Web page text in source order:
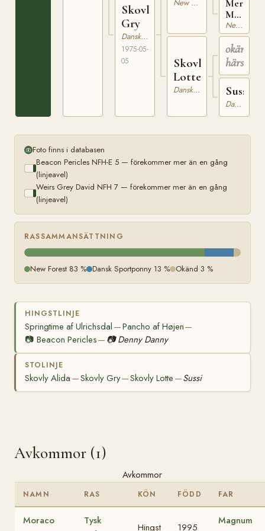
Skovly
Gry
Dansk Sportponny
1975-05-
05
New Forest
Skovly
Lotte
Dansk Sportponny
7
Merrie
Maple
NFM
425
New Forest
okänd
Sussi
Dansk Sportponny
Foto finns i databasen
Beacon Pericles NFH-E 5 — förekommer mer än en gång
(linjeavel)
Weirs Grey David NFH 7 — förekommer mer än en gång
(linjeavel)
RASSAMMANSÄTTNING
New Forest 83 % Dansk Sportponny 13 % Okänd 3 %
HINGSTLINJE
Springtime af Ulrichsdal —Pancho af Højen—
📷 Beacon Pericles— 📷 Denny Danny
STOLINJE
Skovly Alida —Skovly Gry—Skovly Lotte —Sussi
Avkommor (1)
Avkommor
NAMN RAS KÖN FÖDD FAR
Moraco
Tysk
Hingst 1995
Magnum